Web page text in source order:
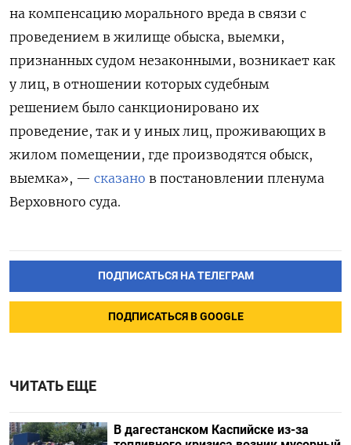
на компенсацию морального вреда в связи с
проведением в жилище обыска, выемки,
признанных судом незаконными, возникает как
у лиц, в отношении которых судебным
решением было санкционировано их
проведение, так и у иных лиц, проживающих в
жилом помещении, где производятся обыск,
выемка», — сказано в постановлении пленума
Верховного суда.
ПОДПИСАТЬСЯ НА ТЕЛЕГРАМ
ПОДПИСАТЬСЯ В GOOGLE
ЧИТАТЬ ЕЩЕ
В дагестанском Каспийске из-за